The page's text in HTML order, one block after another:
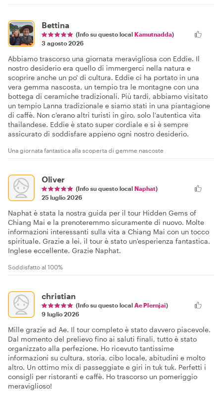
Bettina
(Info su questo local Kamutnadda)
3 agosto 2026
Abbiamo trascorso una giornata meravigliosa con Eddie. Il
nostro desiderio era quello di immergerci nella natura e
scoprire anche un po' di cultura. Eddie ci ha portato in una
vera gemma nascosta, un tempio tra le montagne con una
bottega di ceramiche tradizionali. Più tardi, abbiamo visitato
un tempio Lanna tradizionale e siamo stati in una piantagione
di caffè. Non c'erano altri turisti in giro, solo l'autentica vita
thailandese. Eddie è stato super cordiale e si è sempre
assicurato di soddisfare appieno ogni nostro desiderio.
Una giornata fantastica alla scoperta di gemme nascoste
Oliver
(Info su questo local Naphat)
25 luglio 2026
Naphat è stata la nostra guida per il tour Hidden Gems of
Chiang Mai e la prenoteremmo sicuramente di nuovo. Molte
informazioni interessanti sulla vita a Chiang Mai con un tocco
spirituale. Grazie a lei, il tour è stato un'esperienza fantastica.
Inglese eccellente. Grazie Naphat.
Soddisfatto al 100%
christian
(Info su questo local Ae Plernjai)
9 luglio 2026
Mille grazie ad Ae. Il tour completo è stato davvero piacevole.
Dal momento del prelievo fino ai saluti finali, tutto è stato
organizzato alla perfezione. Ho ricevuto tantissime
informazioni su cultura, storia, cibo locale, abitudini e molto
altro. Un ottimo mix di passeggiate e giri in tuk tuk. Perfetti i
consigli per ristoranti e caffè. Ho trascorso un pomeriggio
meraviglioso!